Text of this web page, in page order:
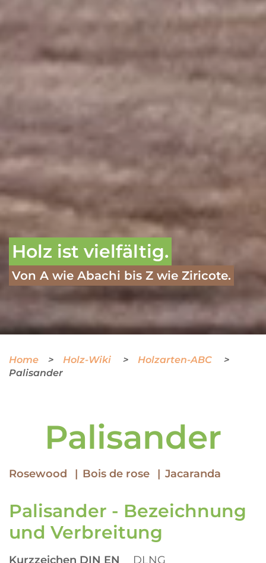
Holz ist vielfältig.
Von A wie Abachi bis Z wie Ziricote.
Home Holz-Wiki
Holzarten-ABC
Palisander
Palisander
Rosewood Bois de rose Jacaranda
Palisander - Bezeichnung
und Verbreitung
Kurzzeichen DIN EN DLNG